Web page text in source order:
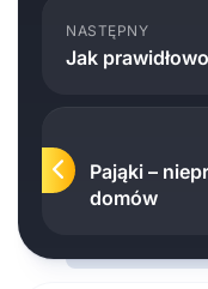
NASTĘPNY
Jak
Pająki –
domów